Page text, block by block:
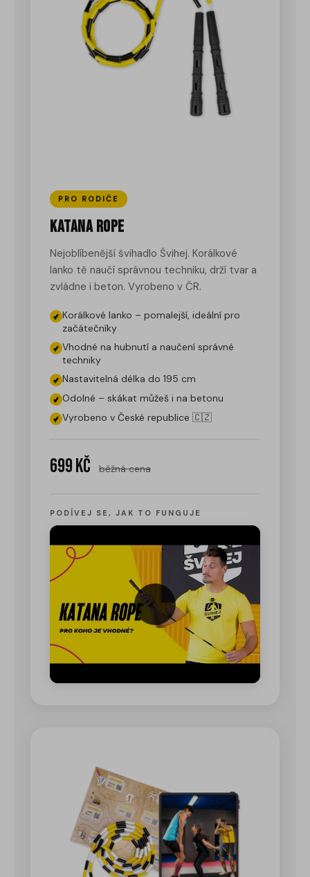
PRO RODIČE
Katana Rope
Nejoblíbenější švihadlo Švihej. Korálkové
lanko tě naučí správnou techniku, drží tvar a
zvládne i beton. Vyrobeno v ČR.
Korálkové lanko – pomalejší, ideální pro
začátečníky
Vhodné na hubnutí a naučení správné
techniky
Nastavitelná délka do 195 cm
Odolné – skákat můžeš i na betonu
Vyrobeno v České republice 🇨🇿
699 Kč běžná cena
PODÍVEJ SE, JAK TO FUNGUJE